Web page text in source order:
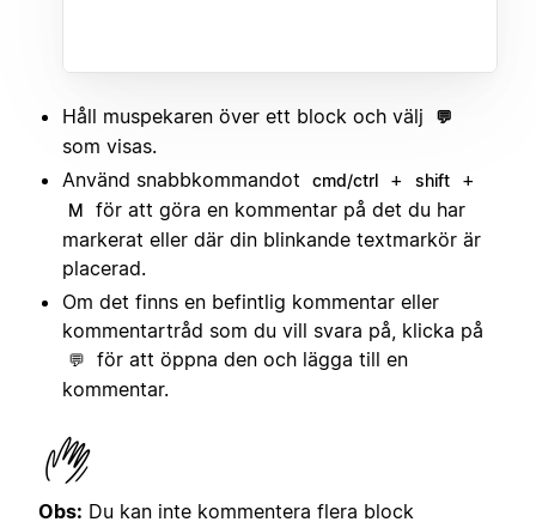
Håll muspekaren över ett block och välj 💬
som visas.
Använd snabbkommandot
cmd/ctrl + shift +
M
för att göra en kommentar på det du har
markerat eller där din blinkande textmarkör är
placerad.
Om det finns en befintlig kommentar eller
kommentartråd som du vill svara på, klicka på
💬
för att öppna den och lägga till en
kommentar.
Obs: Du kan inte kommentera flera block